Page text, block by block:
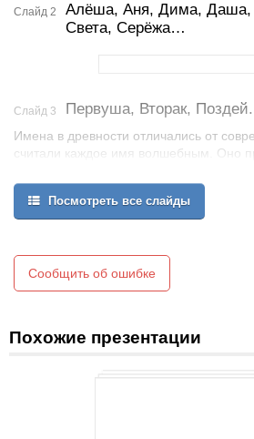
Слайд 2
Алёша, Аня, Дима,
Света, Серёжа…
Слайд 3 Первуша, Вторак, Поздей.
Имена в древности отличались от
считали каждое имя волшебным. Оно
Посмотреть все слайды
Сообщить об ошибке
Похожие презентации